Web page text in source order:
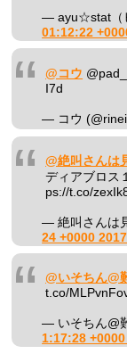
— ayu☆stat（
01:12:22
@コウ
I7d
— コウ
@絶叫さんは
ディアブロス
ps://t.co/
— 絶叫さんは
24 +0000 2017
@いそちん@
t.co/
— いそちん@
1:17:28